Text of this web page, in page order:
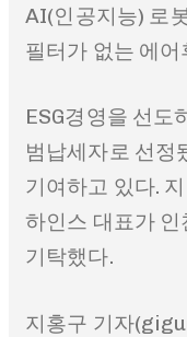
AI(인공지능) 로
필터가 없는 에
ESG경영을 선도
범납세자로 선정
기여하고 있다.
하인스 대표가
기탁했다.
지홍구 기자